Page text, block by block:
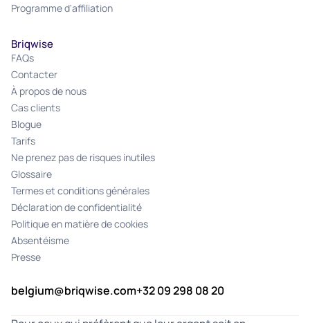
Programme d'affiliation
Briqwise
FAQs
Contacter
À propos de nous
Cas clients
Blogue
Tarifs
Ne prenez pas de risques inutiles
Glossaire
Termes et conditions générales
Déclaration de confidentialité
Politique en matière de cookies
Absentéisme
Presse
belgium@briqwise.com+32 09 298 08 20